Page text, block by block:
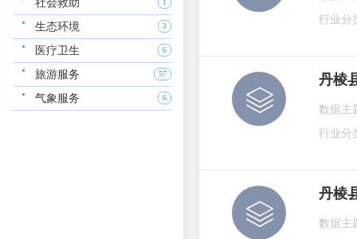
社会救助 1
生态环境 3
医疗卫生 6
旅游服务 57
气象服务 6
行业分
丹棱
数据主
行业分
丹棱
数据主